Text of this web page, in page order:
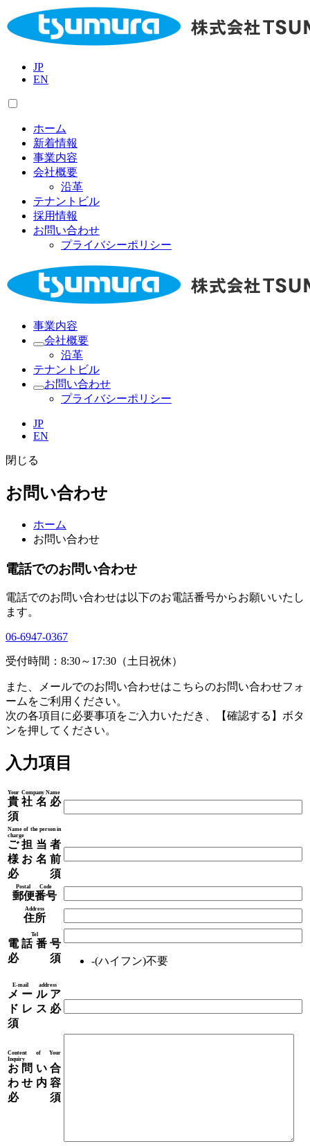
JP
EN
ホーム
新着情報
事業内容
会社概要
沿革
テナントビル
採用情報
お問い合わせ
プライバシーポリシー
事業内容
会社概要
沿革
テナントビル
お問い合わせ
プライバシーポリシー
JP
EN
閉じる
お問い合わせ
ホーム
お問い合わせ
電話でのお問い合わせ
電話でのお問い合わせは以下のお電話番号からお願いいたし
ます。
06-6947-0367
受付時間：8:30～17:30（土日祝休）
また、メールでのお問い合わせはこちらのお問い合わせフォ
ームをご利用ください。
次の各項目に必要事項をご入力いただき、【確認する】ボタ
ンを押してください。
入力項目
貴社名 必
須
Your Company Name
ご担当者
様お名前
必須
Name of the person in
charge
郵便番号
Postal Code
住所
Address
電話番号
必須
Tel
-(ハイフン)不要
メールア
ドレス 必
須
E-mail address
お問い合
わせ内容
必須
Content of Your
Inquiry